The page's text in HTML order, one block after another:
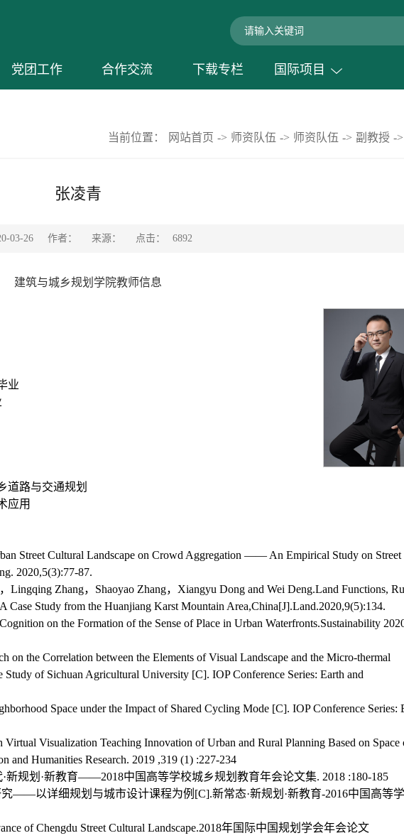
党团工作 合作交流 下载专栏 国际项目
当前位置： 网站首页 -> 师资队伍 -> 师资队伍 -> 副教授 ->
张凌青
03-26 作者： 来源： 点击： 6892
建筑与城乡规划学院教师信息
业
道路与交通规划
应用
Street Cultural Landscape on Crowd Aggregation —— An Empirical Study on Street
2020,5(3):77-87.
Lingqing Zhang，Shaoyao Zhang，Xiangyu Dong and Wei Deng.Land Functions,
Case Study from the Huanjiang Karst Mountain Area,China[J].Land.2020,9(5):134.
on the Formation of the Sense of Place in Urban Waterfronts.Sustainability
on the Correlation between the Elements of Visual Landscape and the Micro-thermal
of Sichuan Agricultural University [C]. IOP Conference Series: Earth and
Space under the Impact of Shared Cycling Mode [C]. IOP Conference Series:
Visualization Teaching Innovation of Urban and Rural Planning Based on Space
and Humanities Research. 2019 ,319 (1) :227-234
规划·新教育——2018中国高等学校城乡规划教育年会论文集. 2018 :180-185
——以详细规划与城市设计课程为例[C].新常态·新规划·新教育-2016中国高等
of Chengdu Street Cultural Landscape.2018年国际中国规划学会年会论文